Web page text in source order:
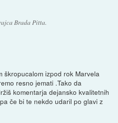
Brada Pitta.
škropucalom izpod rok Marvela
resno jemati .Tako da
komentarja dejansko kvalitetnih
če bi te nekdo udaril po glavi z